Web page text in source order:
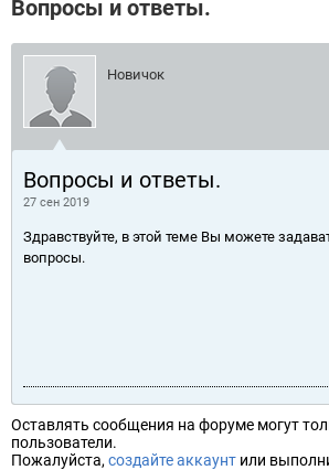
Вопросы и ответы.
Новичок
Вопросы и ответы.
27 сен 2019
Здравствуйте, в этой теме Вы можете
вопросы.
Оставлять сообщения на форуме могут
пользователи.
Пожалуйста, создайте аккаунт или